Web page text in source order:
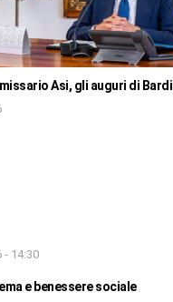
Asi, gli auguri di Bardi
- 14:30
e benessere sociale